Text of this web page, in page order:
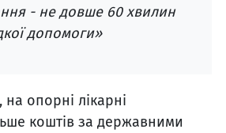
- не довше 60 хвилин
допомоги»
опорні лікарні
коштів за державними